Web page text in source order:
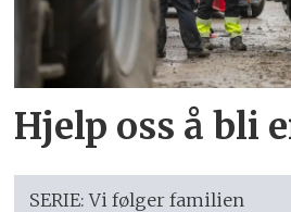
Hjelp oss å bli
SERIE: Vi følger familien